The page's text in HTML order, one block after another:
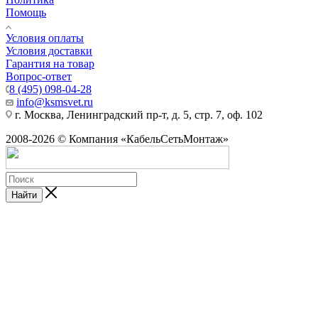
Помощь
Условия оплаты
Условия доставки
Гарантия на товар
Вопрос-ответ
8 (495) 098-04-28
info@ksmsvet.ru
г. Москва, Ленинградский пр-т, д. 5, стр. 7, оф. 102
2008-2026 © Компания «КабельСетьМонтаж»
Найти